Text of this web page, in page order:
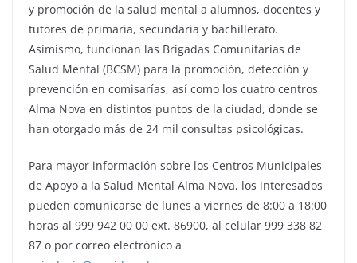
y promoción de la salud mental a alumnos, docentes y
tutores de primaria, secundaria y bachillerato.
Asimismo, funcionan las Brigadas Comunitarias de
Salud Mental (BCSM) para la promoción, detección y
prevención en comisarías, así como los cuatro centros
Alma Nova en distintos puntos de la ciudad, donde se
han otorgado más de 24 mil consultas psicológicas.
Para mayor información sobre los Centros Municipales
de Apoyo a la Salud Mental Alma Nova, los interesados
pueden comunicarse de lunes a viernes de 8:00 a 18:00
horas al 999 942 00 00 ext. 86900, al celular 999 338 82
87 o por correo electrónico a